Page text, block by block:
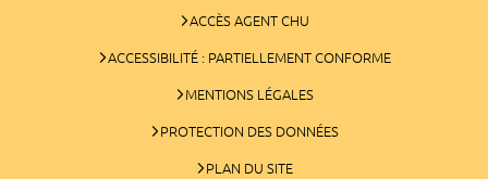
ACCÈS AGENT CHU
ACCESSIBILITÉ : PARTIELLEMENT CONFORME
MENTIONS LÉGALES
PROTECTION DES DONNÉES
PLAN DU SITE